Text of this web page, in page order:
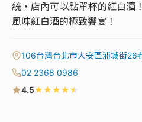
統，店內可以點單杯的紅白酒
風味紅白酒的極致饗宴！
106台灣台北市大安區浦城街26
02 2368 0986
4.5★★★★★